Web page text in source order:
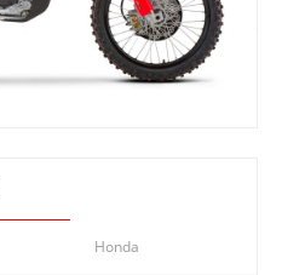
Honda